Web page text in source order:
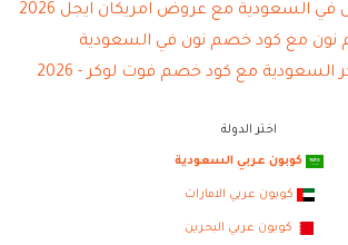
في السعودية مع عروض امريكان ايجل 2026
مع كود خصم فوت لوكر - 2026
اختر الدولة
كوبون عربي السعودية
كوبون عربي الامارات
كوبون عربي البحرين